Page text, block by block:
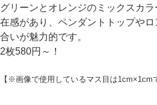
グリーンとオレンジのミックスカ
在感があり、ペンダントトップや
合いが魅力的です。
2枚580円～！
【※画像で使用しているマス目は1cm×1cm